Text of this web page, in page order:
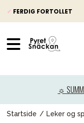
✓ FERDIG FORTOLLET
☼
Startside Leker og